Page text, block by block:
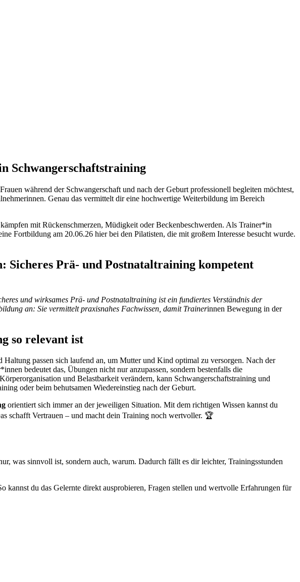
Schwangerschaftstraining
während der Schwangerschaft und nach der Geburt professionell begleiten möchtest,
Genau das vermittelt dir eine hochwertige Weiterbildung im Bereich
mit Rückenschmerzen, Müdigkeit oder Beckenbeschwerden. Als Trainer*in
Fortbildung am 20.06.26 hier bei den Pilatisten, die mit großem Interesse besucht wurde.
Prä- und Postnataltraining kompetent
und wirksames Prä- und Postnataltraining ist ein fundiertes Verständnis der
an: Sie vermittelt praxisnahes Fachwissen, damit Trainerinnen Bewegung in der
so relevant ist
passen sich laufend an, um Mutter und Kind optimal zu versorgen. Nach der
bedeutet das, Übungen nicht nur anzupassen, sondern bestenfalls die
und Belastbarkeit verändern, kann Schwangerschaftstraining und
oder beim behutsamen Wiedereinstieg nach der Geburt.
orientiert sich immer an der jeweiligen Situation. Mit dem richtigen Wissen kannst du
schafft Vertrauen – und macht dein Training noch wertvoller. 🏆
was sinnvoll ist, sondern auch, warum. Dadurch fällt es dir leichter, Trainingsstunden
kannst du das Gelernte direkt ausprobieren, Fragen stellen und wertvolle Erfahrungen für